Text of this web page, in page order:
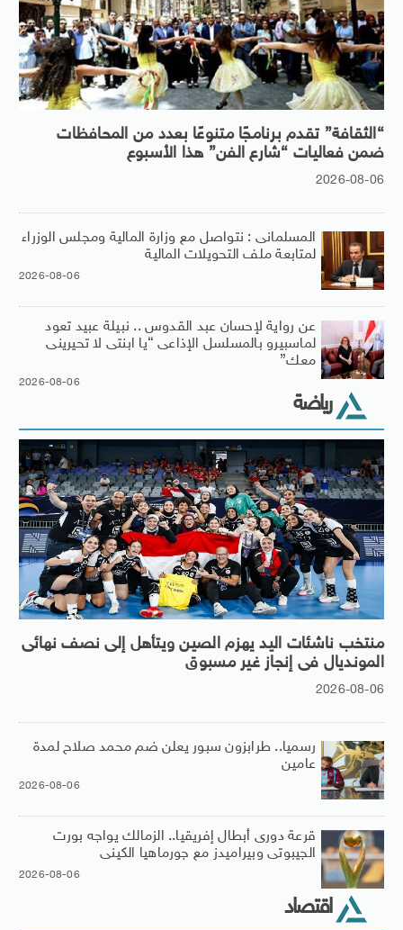
“الثقافة” تقدم برنامجًا متنوعًا بعدد من المحافظات
ضمن فعاليات “شارع الفن” هذا الأسبوع
2026-08-06
المسلمانى : نتواصل مع وزارة المالية ومجلس الوزراء
لمتابعة ملف التحويلات المالية
2026-08-06
عن رواية لإحسان عبد القدوس .. نبيلة عبيد تعود
لماسبيرو بالمسلسل الإذاعى “يا ابنتى لا تحيرينى
معك”
2026-08-06
رياضة
منتخب ناشئات اليد يهزم الصين ويتأهل إلى نصف نهائى
المونديال فى إنجاز غير مسبوق
2026-08-06
رسميا.. طرابزون سبور يعلن ضم محمد صلاح لمدة
عامين
2026-08-06
قرعة دورى أبطال إفريقيا.. الزمالك يواجه بورت
الجيبوتى وبيراميدز مع جورماهيا الكينى
2026-08-06
اقتصاد